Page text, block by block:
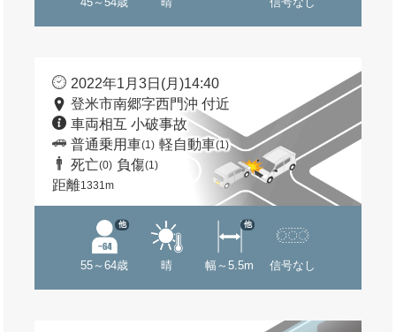
2022年1月3日(月)14:40
登米市南郷字西門沖 付近
車両相互 小破事故
普通乗用車(1) 軽自動車(1)
死亡(0) 負傷(1)
距離1331m
55～64歳
他
晴 幅～5.5m
他
信号なし